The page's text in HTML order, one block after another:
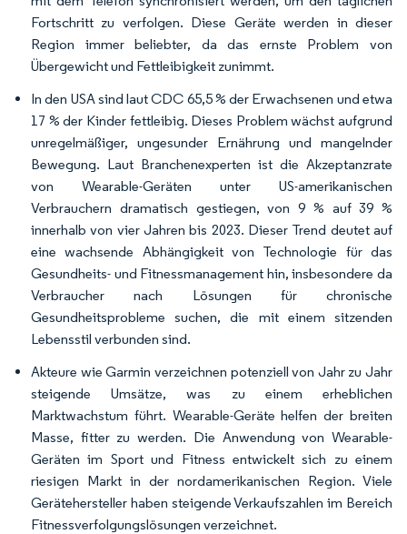
Fortschritt zu verfolgen. Diese Geräte werden in dieser
Region immer beliebter, da das ernste Problem von
Übergewicht und Fettleibigkeit zunimmt.
In den USA sind laut CDC 65,5 % der Erwachsenen und etwa
17 % der Kinder fettleibig. Dieses Problem wächst aufgrund
unregelmäßiger, ungesunder Ernährung und mangelnder
Bewegung. Laut Branchenexperten ist die Akzeptanzrate
von Wearable-Geräten unter US-amerikanischen
Verbrauchern dramatisch gestiegen, von 9 % auf 39 %
innerhalb von vier Jahren bis 2023. Dieser Trend deutet auf
eine wachsende Abhängigkeit von Technologie für das
Gesundheits- und Fitnessmanagement hin, insbesondere da
Verbraucher nach Lösungen für chronische
Gesundheitsprobleme suchen, die mit einem sitzenden
Lebensstil verbunden sind.
Akteure wie Garmin verzeichnen potenziell von Jahr zu Jahr
steigende Umsätze, was zu einem erheblichen
Marktwachstum führt. Wearable-Geräte helfen der breiten
Masse, fitter zu werden. Die Anwendung von Wearable-
Geräten im Sport und Fitness entwickelt sich zu einem
riesigen Markt in der nordamerikanischen Region. Viele
Gerätehersteller haben steigende Verkaufszahlen im Bereich
Fitnessverfolgungslösungen verzeichnet.